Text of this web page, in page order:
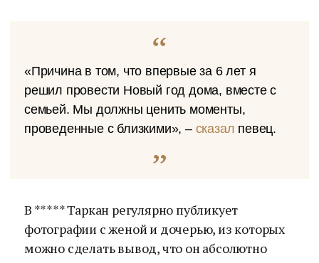
«Причина в том, что впервые за 6 лет я
решил провести Новый год дома, вместе с
семьей. Мы должны ценить моменты,
проведенные с близкими», – сказал певец.
В ***** Таркан регулярно публикует
фотографии с женой и дочерью, из которых
можно сделать вывод, что он абсолютно